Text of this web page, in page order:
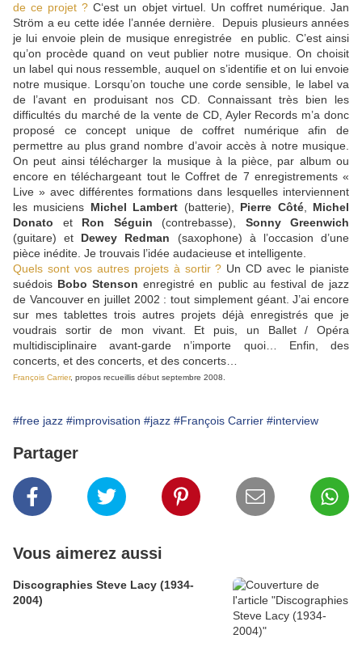
de ce projet ?C‘est un objet virtuel. Un coffret numérique. Jan
Ström a eu cette idée l’année dernière. Depuis plusieurs années
je lui envoie plein de musique enregistrée en public. C’est ainsi
qu’on procède quand on veut publier notre musique. On choisit
un label qui nous ressemble, auquel on s’identifie et on lui envoie
notre musique. Lorsqu’on touche une corde sensible, le label va
de l’avant en produisant nos CD. Connaissant très bien les
difficultés du marché de la vente de CD, Ayler Records m’a donc
proposé ce concept unique de coffret numérique afin de
permettre au plus grand nombre d’avoir accès à notre musique.
On peut ainsi télécharger la musique à la pièce, par album ou
encore en téléchargeant tout le Coffret de 7 enregistrements «
Live » avec différentes formations dans lesquelles interviennent
les musiciens Michel Lambert (batterie), Pierre Côté, Michel
Donato et Ron Séguin (contrebasse), Sonny Greenwich
(guitare) et Dewey Redman (saxophone) à l’occasion d’une
pièce inédite. Je trouvais l’idée audacieuse et intelligente.
Quels sont vos autres projets à sortir ? Un CD avec le pianiste
suédois Bobo Stenson enregistré en public au festival de jazz
de Vancouver en juillet 2002 : tout simplement géant. J’ai encore
sur mes tablettes trois autres projets déjà enregistrés que je
voudrais sortir de mon vivant. Et puis, un Ballet / Opéra
multidisciplinaire avant-garde n’importe quoi… Enfin, des
concerts, et des concerts, et des concerts…
François Carrier, propos recueillis début septembre 2008.
#free jazz #improvisation #jazz #François Carrier #interview
Partager
Vous aimerez aussi
Discographies Steve Lacy (1934-
2004)